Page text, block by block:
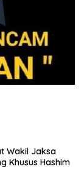
Wakil Jaksa
Khusus Hashim